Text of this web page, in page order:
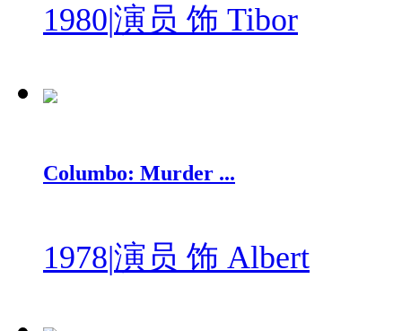
1980|演员 饰 Tibor
Columbo: Murder ...
1978|演员 饰 Albert